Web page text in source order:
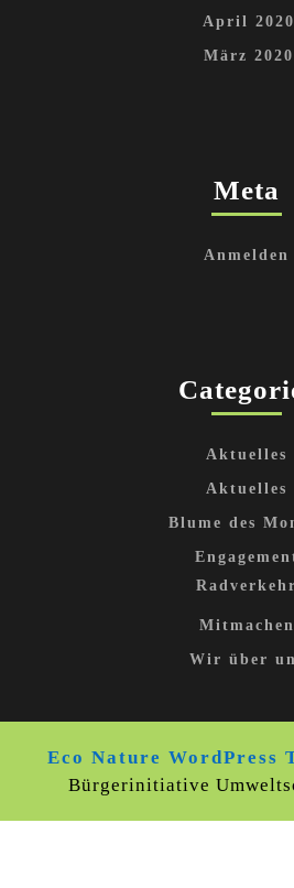
April 2020
März 2020
Meta
Anmelden
Aktuelles
Aktuelles
Blume des
Radverkehr
Mitmachen
Wir über
Eco Nature WordPress
Bürgerinitiative